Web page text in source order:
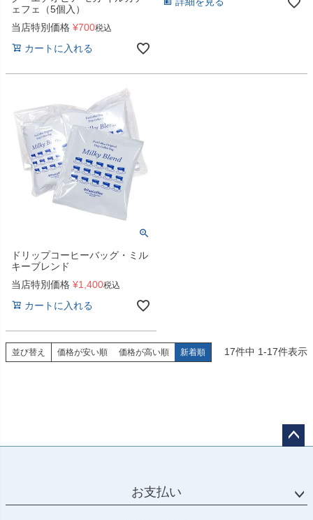
ェフェ（5個入）
当店特別価格 ¥700税込
カートに入れる
ドリップコーヒーバッグ・ミル
キーブレンド
当店特別価格 ¥1,400税込
カートに入れる
並び替え 価格が安い順 価格が高い順 新着順 17件中 1-17件表示
お支払い